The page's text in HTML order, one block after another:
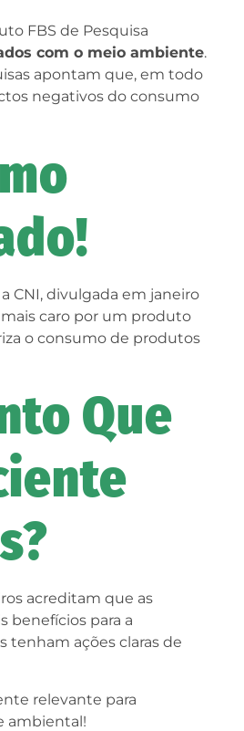
FBS de Pesquisa
com o meio ambiente.
apontam que, em todo
negativos do consumo
a CNI, divulgada em janeiro
mais caro por um produto
o consumo de produtos
Que
acreditam que as
benefícios para a
tenham ações claras de
relevante para
ambiental!